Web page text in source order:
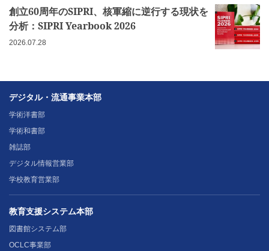
創立60周年のSIPRI、核軍縮に逆行する現状を
分析：SIPRI Yearbook 2026
2026.07.28
デジタル・流通事業本部
学術洋書部
学術和書部
雑誌部
デジタル情報営業部
学校教育営業部
教育支援システム本部
図書館システム部
OCLC事業部